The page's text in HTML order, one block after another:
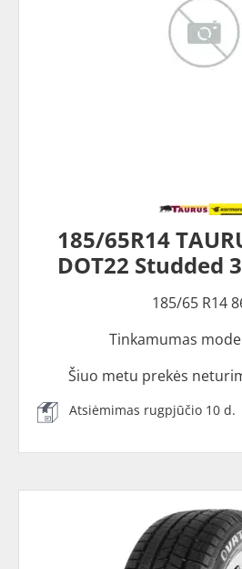
185/65R14
DOT22 Studded
185/65 R14
Tinkamumas
Šiuo metu prekės
Atsiėmimas rugpjūčio 10 d.